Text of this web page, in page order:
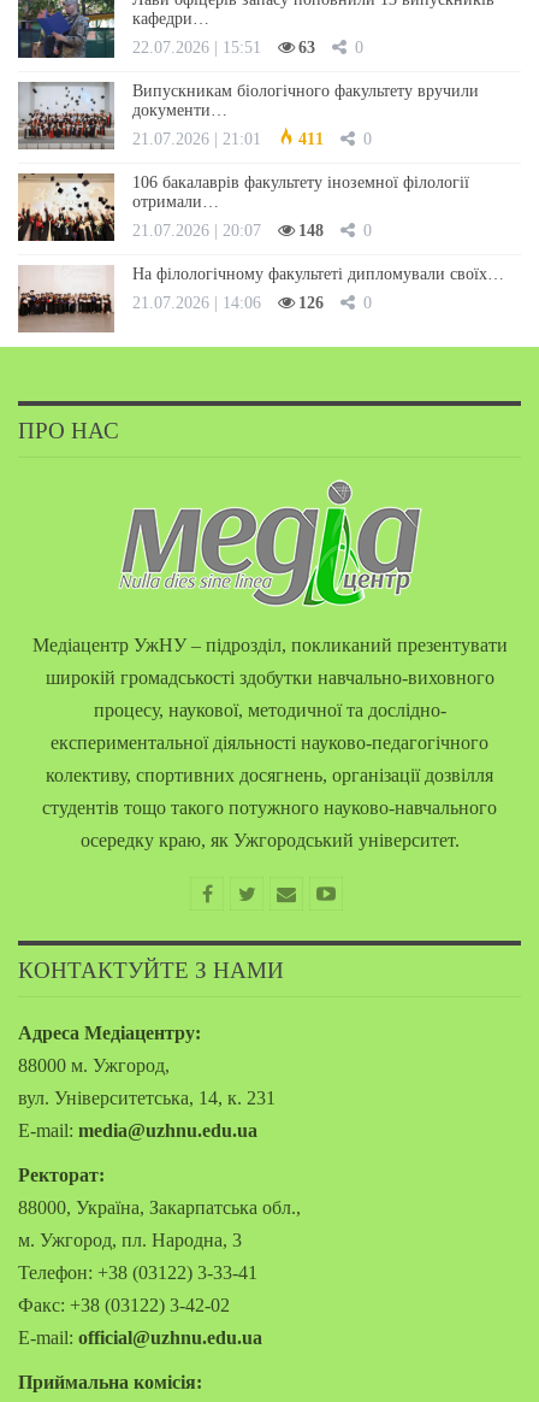
кафедри…
22.07.2026 | 15:51
63 0
Випускникам біологічного факультету вручили
документи…
21.07.2026 | 21:01
411 0
106 бакалаврів факультету іноземної філології
отримали…
21.07.2026 | 20:07
148 0
На філологічному факультеті дипломували своїх…
21.07.2026 | 14:06
126 0
ПРО НАС
Медіацентр УжНУ – підрозділ, покликаний презентувати
широкій громадськості здобутки навчально-виховного
процесу, наукової, методичної та дослідно-
експериментальної діяльності науково-педагогічного
колективу, спортивних досягнень, організації дозвілля
студентів тощо такого потужного науково-навчального
осередку краю, як Ужгородський університет.
КОНТАКТУЙТЕ З НАМИ
Адреса Медіацентру:
88000 м. Ужгород,
вул. Університетська, 14, к. 231
E-mail: media@uzhnu.edu.ua
Ректорат:
88000, Україна, Закарпатська обл.,
м. Ужгород, пл. Народна, 3
Телефон: +38 (03122) 3-33-41
Факс: +38 (03122) 3-42-02
E-mail: official@uzhnu.edu.ua
Приймальна комісія: